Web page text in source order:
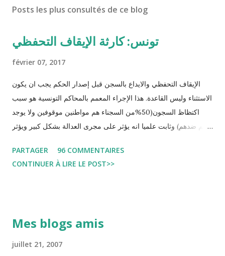
Posts les plus consultés de ce blog
تونس: كارثة الإيقاف التحفظي
février 07, 2017
الإيقاف التحفظي والايداع بالسجن قبل إصدار الحكم يجب ان يكون
الاستثناء وليس القاعدة. هذا الإجراء المعمم بالمحاكم التونسية هو سبب
اكتظاظ السجون(50%من السجناء هم مواطنين موقوفين ولا يوجد
حكم ضدهم) وثابت علميا انه يؤثر على مجرى العدالة بشكل كبير ويؤثر
التي قضاها تحفظيا . هذه الممارسات تسبب كوارث اجتماعية واقتصادية
و تجعل المواطن يحقد على المنظومة القضائية و يحس بالظلم و القهر
regard des Lignes directrices Luanda"
PARTAGER
96 COMMENTAIRES
CONTINUER À LIRE LE POST>>
Mes blogs amis
juillet 21, 2007